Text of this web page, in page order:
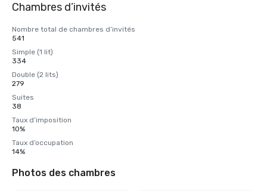
Chambres d’invités
Nombre total de chambres d’invités
541
Simple (1 lit)
334
Double (2 lits)
279
Suites
38
Taux d’imposition
10%
Taux d’occupation
14%
Photos des chambres